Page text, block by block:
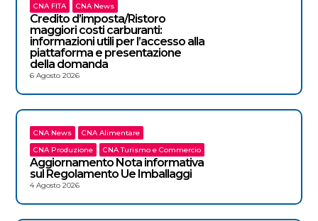
CNA FITA CNA News
Credito d’imposta/Ristoro
maggiori costi carburanti:
informazioni utili per l’accesso alla
piattaforma e presentazione
della domanda
6 Agosto 2026
CNA News
CNA Alimentare
CNA Produzione
CNA Turismo e Commercio
Aggiornamento Nota informativa
sul Regolamento Ue Imballaggi
4 Agosto 2026